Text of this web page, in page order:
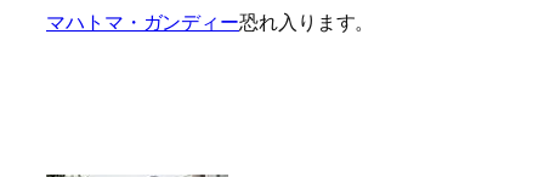
マハトマ・ガンディー恐れ入ります。